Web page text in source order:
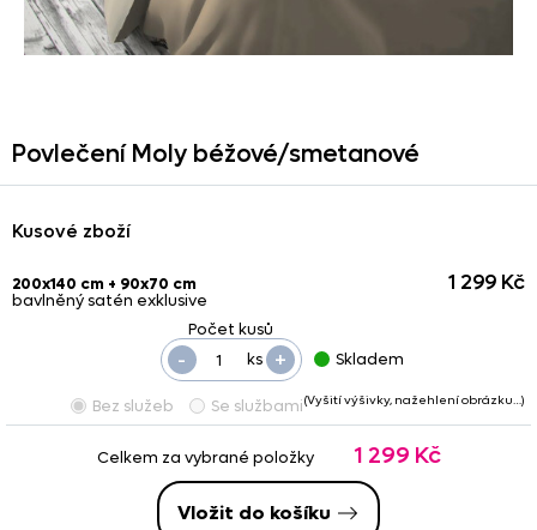
Povlečení Moly béžové/smetanové
Kusové zboží
200x140 cm + 90x70 cm
bavlněný satén exklusive
ks +
-
1 299 Kč
Skladem
Bez služeb Se službami(Vyšití výšivky, nažehlení obrázku…)
Celkem za vybrané položky 1 299 Kč
Vložit do košíku